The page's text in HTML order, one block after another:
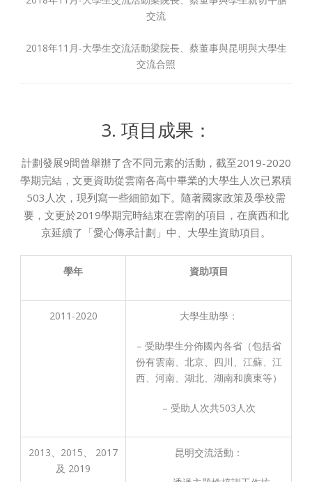
交流
2018年11月-大學生交流活動梁院長、蔡董事與昆明與大學生
交流合照
3. 項目成果：
計劃發展9間曾舉辦了含不同元素的活動，截至2019-2020
學期完結，文更資助從雲南各高中畢業的大學生人次已累積
503人次，現列寫一些細節如下。隨著國家政策及學校需
要，文更於2019學期完時結束在雲南的項目，在廣西和北
京延續了「愛心傳承計劃」中、大學生資助項目。
學年 資助項目
2011-2020 大學生助學：
– 受助學生分佈國內各省（包括省
份有雲南、北京、四川、江蘇、江
西、河南、湖北、湖南和廣東等）
– 受助人次共503人次
2013、2015、 2017
及 2019
昆明交流活動：